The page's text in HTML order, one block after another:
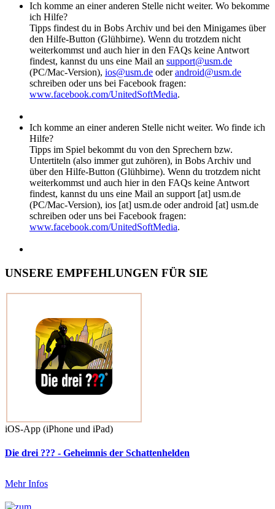
Ich komme an einer anderen Stelle nicht weiter. Wo bekomme
ich Hilfe?
Tipps findest du in Bobs Archiv und bei den Minigames über
den Hilfe-Button (Glühbirne). Wenn du trotzdem nicht
weiterkommst und auch hier in den FAQs keine Antwort
findest, kannst du uns eine Mail an support@usm.de
(PC/Mac-Version), ios@usm.de oderandroid@usm.de
schreiben oder uns bei Facebook fragen:
www.facebook.com/UnitedSoftMedia.
Ich komme an einer anderen Stelle nicht weiter. Wo finde ich
Hilfe?
Tipps im Spiel bekommt du von den Sprechern bzw.
Untertiteln (also immer gut zuhören), in Bobs Archiv und
über den Hilfe-Button (Glühbirne). Wenn du trotzdem nicht
weiterkommst und auch hier in den FAQs keine Antwort
findest, kannst du uns eine Mail an support [at] usm.de
(PC/Mac-Version), ios [at] usm.de oder android [at] usm.de
schreiben oder uns bei Facebook fragen:
www.facebook.com/UnitedSoftMedia.
UNSERE EMPFEHLUNGEN FÜR SIE
iOS-App (iPhone und iPad)
Die drei ??? - Geheimnis der Schattenhelden
Mehr Infos